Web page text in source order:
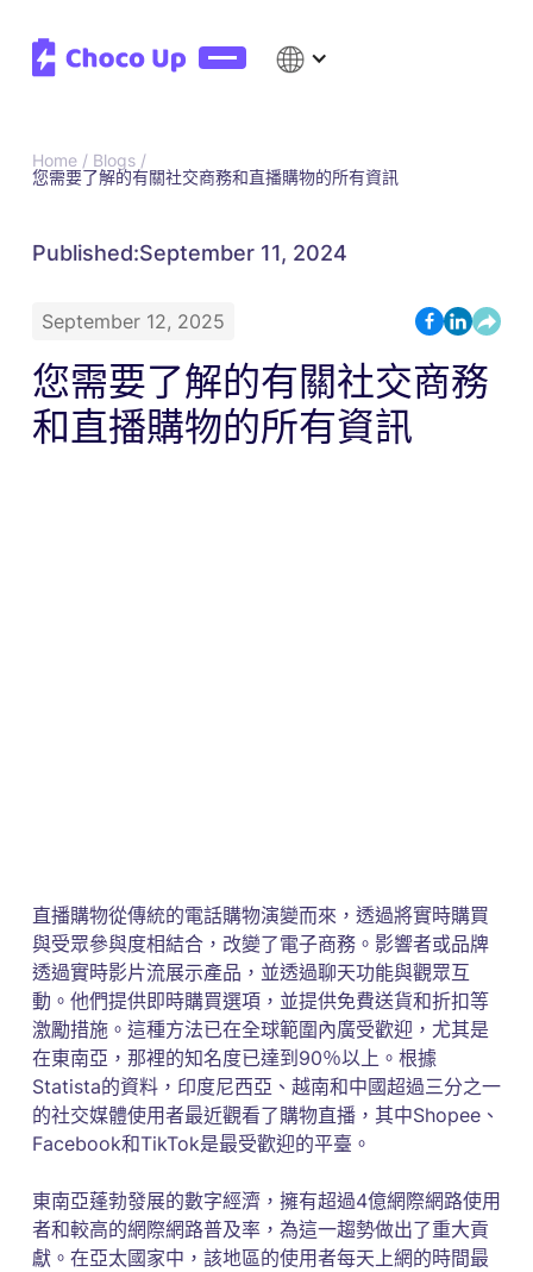
Home / Blogs /
您需要了解的有關社交商務和直播購物的所有資訊
Published:September 11, 2024
September 12, 2025
您需要了解的有關社交商務
和直播購物的所有資訊
直播購物從傳統的電話購物演變而來，透過將實時購買
與受眾參與度相結合，改變了電子商務。影響者或品牌
透過實時影片流展示產品，並透過聊天功能與觀眾互
動。他們提供即時購買選項，並提供免費送貨和折扣等
激勵措施。這種方法已在全球範圍內廣受歡迎，尤其是
在東南亞，那裡的知名度已達到90％以上。根據
Statista的資料，印度尼西亞、越南和中國超過三分之一
的社交媒體使用者最近觀看了購物直播，其中Shopee、
Facebook和TikTok是最受歡迎的平臺。
東南亞蓬勃發展的數字經濟，擁有超過4億網際網路使用
者和較高的網際網路普及率，為這一趨勢做出了重大貢
獻。在亞太國家中，該地區的使用者每天上網的時間最